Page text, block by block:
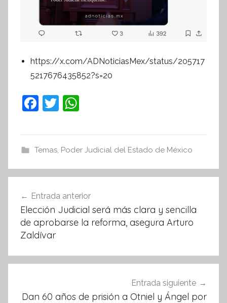
https://x.com/ADNoticiasMex/status/205717
5217676435852?s=20
F
e
b
o
k
T
er s
A
p
Temas, Poder Judicial del Estado de México
de
entradas
Entrada anterior
Elección Judicial será más clara y sencilla
de aprobarse la reforma, asegura Arturo
Zaldívar
Entrada siguiente
Dan 60 años de prisión a Otniel y Ángel por